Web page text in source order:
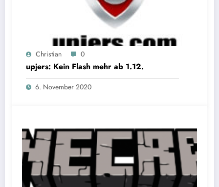
Christian 0
upjers: Kein Flash mehr ab 1.12.
6. November 2020